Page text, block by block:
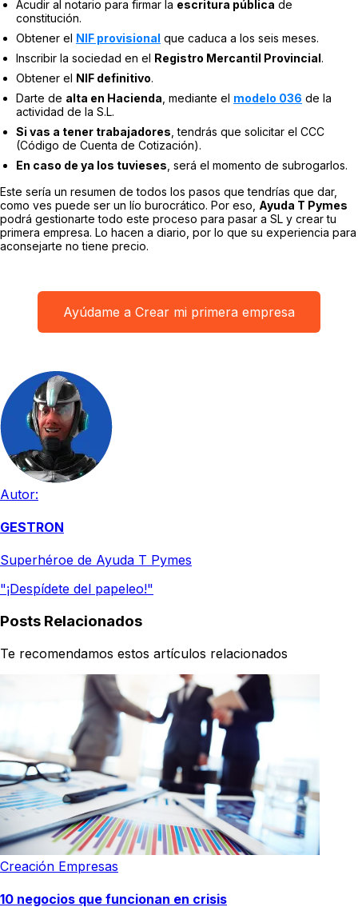
Acudir al notario para firmar la escritura pública de
constitución.
Obtener el NIF provisional que caduca a los seis meses.
Inscribir la sociedad en el Registro Mercantil Provincial.
Obtener el NIF definitivo.
Darte de alta en Hacienda , mediante el modelo 036 de la
actividad de la S.L.
Si vas a tener trabajadores , tendrás que solicitar el CCC
(Código de Cuenta de Cotización).
En caso de ya los tuvieses , será el momento de subrogarlos.
Este sería un resumen de todos los pasos que tendrías que dar,
como ves puede ser un lío burocrático. Por eso, Ayuda T Pymes
podrá gestionarte todo este proceso para pasar a SL y crear tu
primera empresa. Lo hacen a diario, por lo que su experiencia para
aconsejarte no tiene precio.
Ayúdame a Crear mi primera empresa
Autor:
GESTRON
Superhéroe de Ayuda T Pymes
"¡Despídete del papeleo!"
Posts Relacionados
Te recomendamos estos artículos relacionados
Creación Empresas
10 negocios que funcionan en crisis